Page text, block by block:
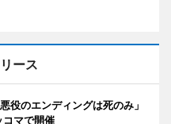
ース
役のエンディングは死のみ」
マで開催